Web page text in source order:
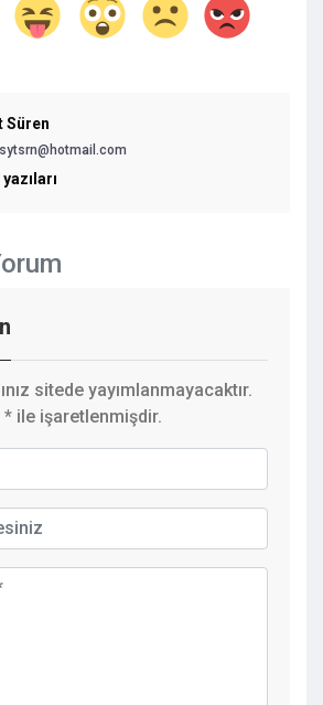
Süren
sitede yayımlanmayacaktır.
* ile işaretlenmişdir.